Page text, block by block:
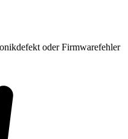
oder Firmwarefehler